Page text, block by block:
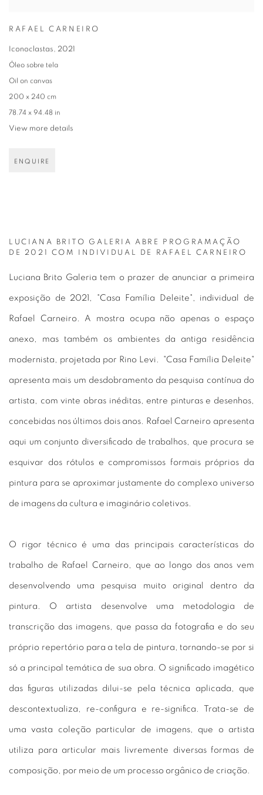
RAFAEL CARNEIRO
Iconoclastas, 2021
Óleo sobre tela
Oil on canvas
200 x 240 cm
78.74 x 94.48 in
View more details
ENQUIRE
LUCIANA BRITO GALERIA ABRE PROGRAMAÇÃO
DE 2021 COM INDIVIDUAL DE RAFAEL CARNEIRO
Luciana Brito Galeria tem o prazer de anunciar a primeira
exposição de 2021, "Casa Família Deleite", individual de
Rafael Carneiro. A mostra ocupa não apenas o espaço
anexo, mas também os ambientes da antiga residência
modernista, projetada por Rino Levi. "Casa Família Deleite"
apresenta mais um desdobramento da pesquisa contínua do
artista, com vinte obras inéditas, entre pinturas e desenhos,
concebidas nos últimos dois anos. Rafael Carneiro apresenta
aqui um conjunto diversificado de trabalhos, que procura se
esquivar dos rótulos e compromissos formais próprios da
pintura para se aproximar justamente do complexo universo
de imagens da cultura e imaginário coletivos.
O rigor técnico é uma das principais características do
trabalho de Rafael Carneiro, que ao longo dos anos vem
desenvolvendo uma pesquisa muito original dentro da
pintura. O artista desenvolve uma metodologia de
transcrição das imagens, que passa da fotografia e do seu
próprio repertório para a tela de pintura, tornando-se por si
só a principal temática de sua obra. O significado imagético
das figuras utilizadas dilui-se pela técnica aplicada, que
descontextualiza, re-configura e re-significa. Trata-se de
uma vasta coleção particular de imagens, que o artista
utiliza para articular mais livremente diversas formas de
composição, por meio de um processo orgânico de criação.